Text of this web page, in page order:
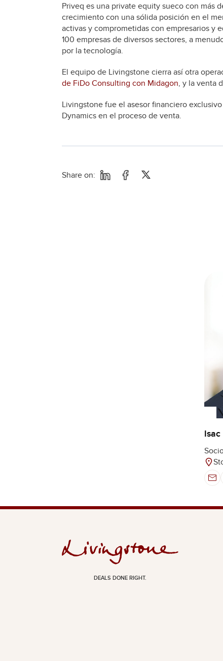
Priveq es una private equity sueco con más
crecimiento con una sólida posición en el
activas y comprometidas con empresarios y
100 empresas de diversos sectores, a
por la tecnología.
El equipo de Livingstone cierra así otra
de FiDo Consulting con Midagon, y la venta
Livingstone fue el asesor financiero
Dynamics en el proceso de venta.
Share on:
DEALS DONE RIGHT.